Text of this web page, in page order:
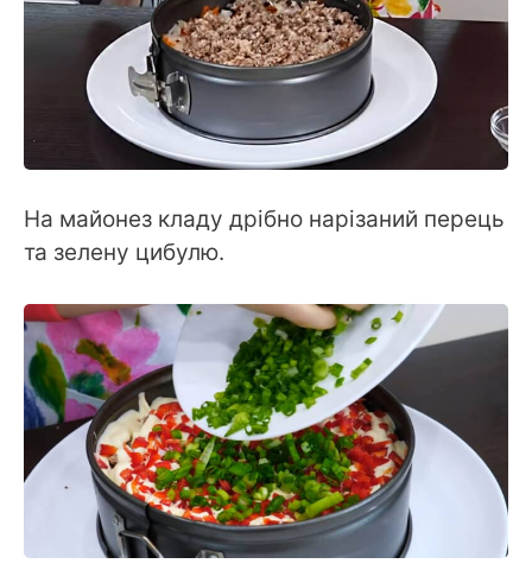
На майонез кладу дрібно нарізаний перець
та зелену цибулю.